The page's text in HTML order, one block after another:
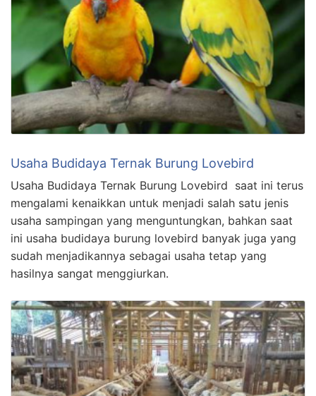
Usaha Budidaya Ternak Burung Lovebird
Usaha Budidaya Ternak Burung Lovebird saat ini terus
mengalami kenaikkan untuk menjadi salah satu jenis
usaha sampingan yang menguntungkan, bahkan saat
ini usaha budidaya burung lovebird banyak juga yang
sudah menjadikannya sebagai usaha tetap yang
hasilnya sangat menggiurkan.